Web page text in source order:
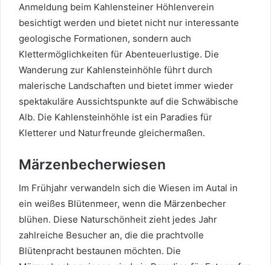
Anmeldung beim Kahlensteiner Höhlenverein
besichtigt werden und bietet nicht nur interessante
geologische Formationen, sondern auch
Klettermöglichkeiten für Abenteuerlustige. Die
Wanderung zur Kahlensteinhöhle führt durch
malerische Landschaften und bietet immer wieder
spektakuläre Aussichtspunkte auf die Schwäbische
Alb. Die Kahlensteinhöhle ist ein Paradies für
Kletterer und Naturfreunde gleichermaßen.
Märzenbecherwiesen
Im Frühjahr verwandeln sich die Wiesen im Autal in
ein weißes Blütenmeer, wenn die Märzenbecher
blühen. Diese Naturschönheit zieht jedes Jahr
zahlreiche Besucher an, die die prachtvolle
Blütenpracht bestaunen möchten. Die